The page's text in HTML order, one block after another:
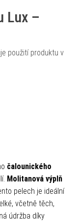
Lux –
použití produktu v
čalounického
Molitanová výplň
pelech je ideální
včetně těch,
údržba díky